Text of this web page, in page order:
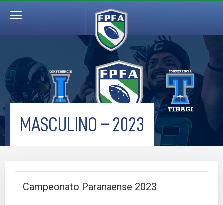
MASCULINO – 2023
Campeonato Paranaense 2023